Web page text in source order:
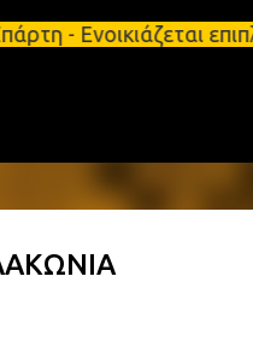
Μετάβαση στο